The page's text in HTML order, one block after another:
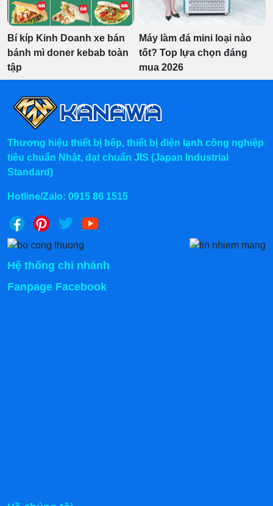
Bí kíp Kinh Doanh xe bán
bánh mì doner kebab toàn
tập
Máy làm đá mini loại nào
tốt? Top lựa chọn đáng
mua 2026
Thương hiệu thiết bị bếp, thiết bị điện lạnh công nghiệp
tiêu chuẩn Nhật, đạt chuẩn JIS (Japan Industrial
Standard)
Hotline/Zalo: 0915 86 1515
Hệ thống chi nhánh
Fanpage Facebook